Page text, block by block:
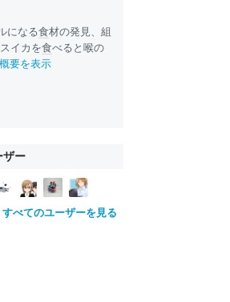
になる食材の発見、組
イカを食べると喉の
概要を表示
ザー
すべてのユーザーを見る